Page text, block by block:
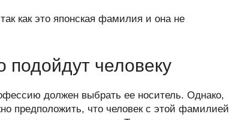
как это японская фамилия и она не
подойдут человеку
должен выбрать ее носитель. Однако,
предположить, что человек с этой фамилией